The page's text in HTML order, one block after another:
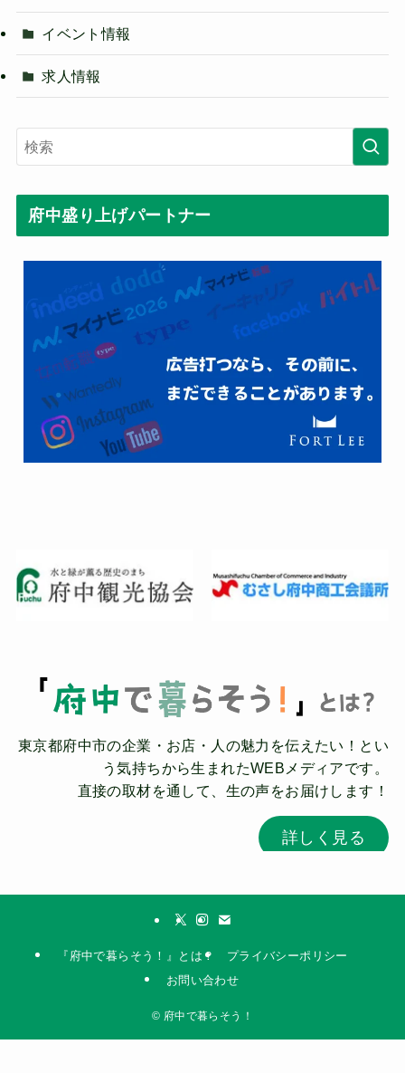
イベント情報
求人情報
府中盛り上げパートナー
東京都府中市の企業・お店・人の魅力を伝えたい！とい
う気持ちから生まれたWEBメディアです。
直接の取材を通して、生の声をお届けします！
詳しく見る
『府中で暮らそう！』とは？
プライバシーポリシー
お問い合わせ
© 府中で暮らそう！